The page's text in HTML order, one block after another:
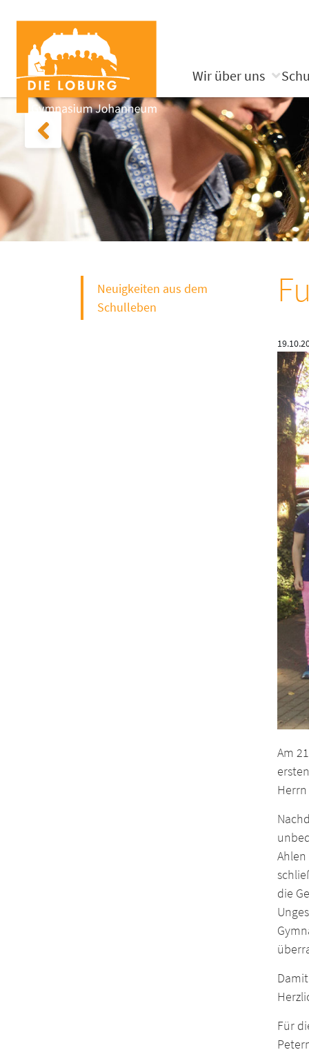
Wir über uns
Neuigkeiten aus dem
Schulleben
Am
die
Für